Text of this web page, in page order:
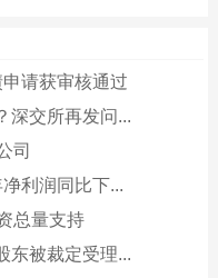
请获审核通过
深交所再发问...
司
利润同比下...
总量支持
东被裁定受理...